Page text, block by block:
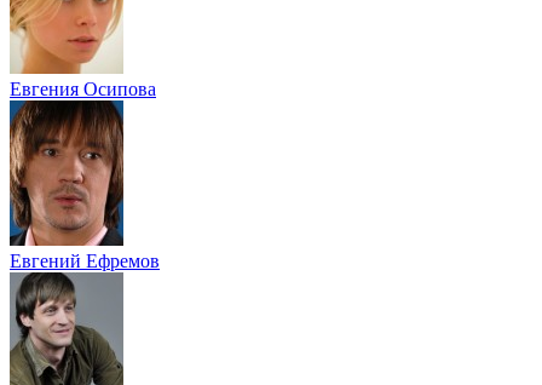
Евгения Осипова
Евгений Ефремов